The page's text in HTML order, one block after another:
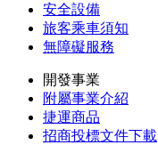
安全設備
旅客乘車須知
無障礙服務
開發事業
附屬事業介紹
捷運商品
招商投標文件下載